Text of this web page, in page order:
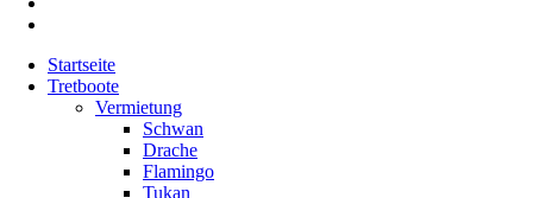
Startseite
Tretboote
Vermietung
Schwan
Drache
Flamingo
Tukan